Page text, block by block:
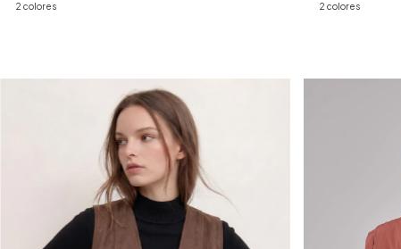
2 colores
2 colores